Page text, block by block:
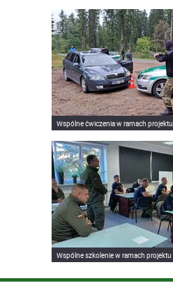
Wspólne ćwiczenia w ramach projektu
Wspólne szkolenie w ramach projektu